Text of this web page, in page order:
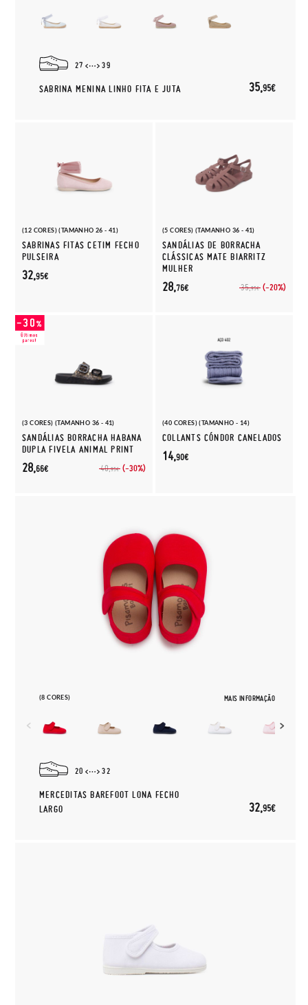
27 39
SABRINA MENINA LINHO FITA E JUTA 35,95€
(12 CORES) (TAMANHO 26 - 41)
SABRINAS FITAS CETIM FECHO
PULSEIRA
32,95€
(5 CORES) (TAMANHO 36 - 41)
SANDÁLIAS DE BORRACHA
CLÁSSICAS MATE BIARRITZ
MULHER
35,95€ (-20%)
28,76€
(3 CORES) (TAMANHO 36 - 41)
SANDÁLIAS BORRACHA HABANA
DUPLA FIVELA ANIMAL PRINT
40,95€ (-30%)
28,66€
(40 CORES) (TAMANHO - 14)
COLLANTS CÓNDOR CANELADOS
14,90€
(8 CORES) MAIS INFORMAÇÃO
20 32
MERCEDITAS BAREFOOT LONA FECHO
LARGO
32,95€